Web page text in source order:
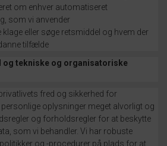
om enhver automatiseret
som vi anvender
klage eller søge retsmiddel og hvem der
tilfælde
og tekniske og organisatoriske
fred og sikkerhed for
oplysninger meget alvorligt og
og forholdsregler for at beskytte
som vi behandler. Vi har robuste
og -procedurer på plads for at